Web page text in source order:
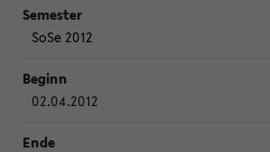
SoSe 2012
02.04.2012